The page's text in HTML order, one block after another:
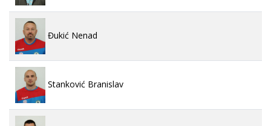
Đukić Nenad
Stanković Branislav